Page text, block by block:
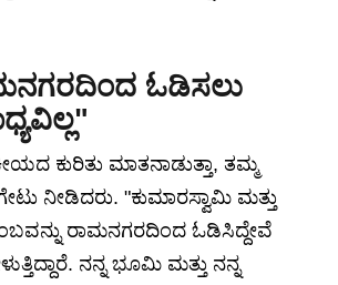
ಓಡಿಸಲು
ಕುರಿತು ಮಾತನಾಡುತ್ತಾ, ತಮ್ಮ
ನೀಡಿದರು. "ಕುಮಾರಸ್ವಾಮಿ ಮತ್ತು
ರಾಮನಗರದಿಂದ ಓಡಿಸಿದ್ದೇವೆ
ನನ್ನ ಭೂಮಿ ಮತ್ತು ನನ್ನ